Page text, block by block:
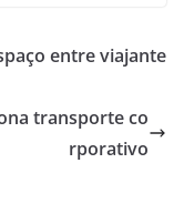
entre viajante
transporte co
rporativo